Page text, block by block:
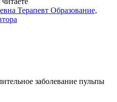
Терапевт Образование,
заболевание пульпы